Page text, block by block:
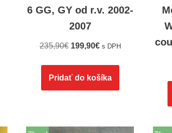
6 GG, GY od r.v. 2002-
2007
235,90€ 199,90€ s DPH
Pridať do košíka